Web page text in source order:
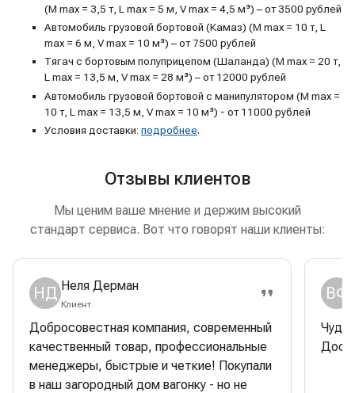
(M max = 3,5 т, L max = 5 м, V max = 4,5 м³) – от 3500 рублей
Автомобиль грузовой бортовой (Камаз) (M max = 10 т, L
max = 6 м, V max = 10 м³) – от 7500 рублей
Тягач с бортовым полуприцепом (Шаланда) (M max = 20 т,
L max = 13,5 м, V max = 28 м³) – от 12000 рублей
Автомобиль грузовой бортовой с манипулятором (M max =
10 т, L max = 13,5 м, V max = 10 м³) - от 11000 рублей
Условия доставки: подробнее.
Отзывы клиентов
Мы ценим ваше мнение и держим высокий
стандарт сервиса. Вот что говорят наши клиенты:
НД Неля Дерман
Клиент
Добросовестная компания, современный
качественный товар, профессиональные
менеджеры, быстрые и четкие! Покупали
в наш загородный дом вагонку - но не
ВФ